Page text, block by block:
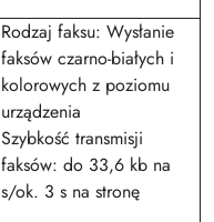
Rodzaj faksu: Wysłanie
faksów czarno-białych i
kolorowych z poziomu
urządzenia
Szybkość transmisji
faksów: do 33,6 kb na
s/ok. 3 s na stronę